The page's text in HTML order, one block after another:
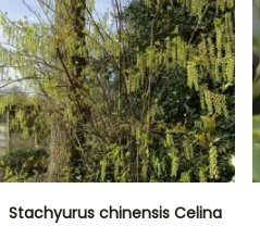
Stachyurus chinensis Celina